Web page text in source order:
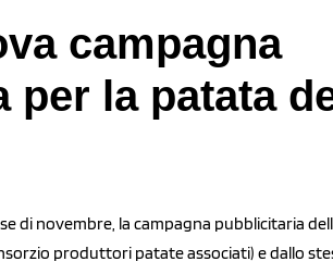
campagna
per la patata
di novembre, la campagna pubblicitaria
produttori patate associati) e dallo